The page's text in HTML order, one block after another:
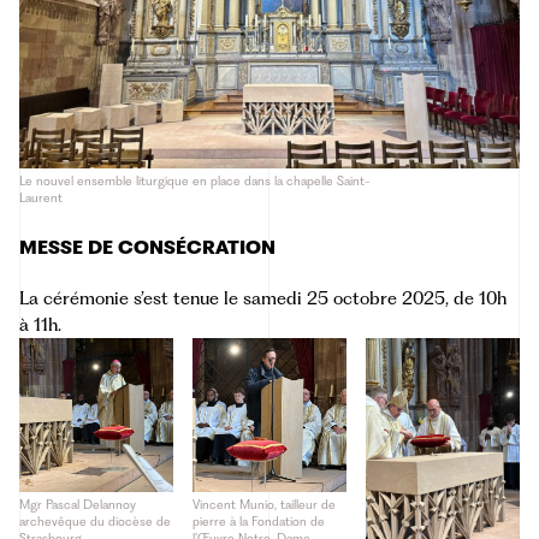
Le nouvel ensemble liturgique en place dans la chapelle Saint-
Laurent
MESSE DE CONSÉCRATION
La cérémonie s’est tenue le samedi 25 octobre 2025, de 10h
à 11h.
Mgr Pascal Delannoy
archevêque du diocèse de
Vincent Munio, tailleur de
pierre à la Fondation de